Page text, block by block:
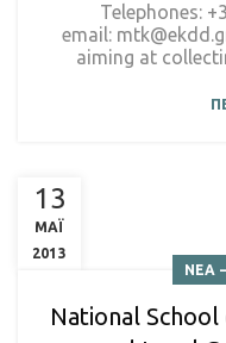
Telephones:
email:
aiming at
13
ΜΑΪ
2013
ΝΕΑ
National